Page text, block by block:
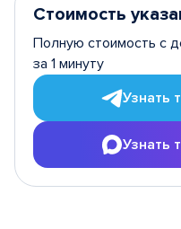
Стоимость
Полную стоимость с
за 1 минуту
Узнать
Узнать